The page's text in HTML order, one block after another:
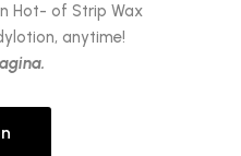
Hot- of Strip Wax
anytime!